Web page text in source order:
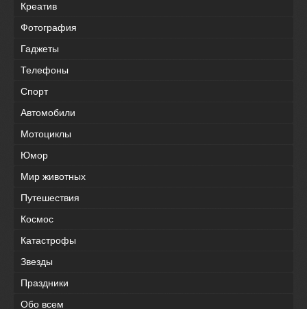
Креатив
Фотография
Гаджеты
Телефоны
Спорт
Автомобили
Мотоциклы
Юмор
Мир животных
Путешествия
Космос
Катастрофы
Звезды
Праздники
Обо всем